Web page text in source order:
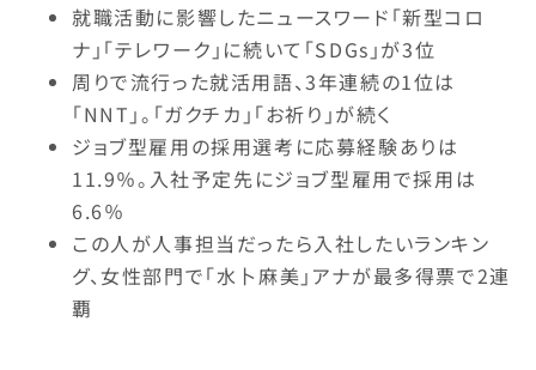
就職活動に影響したニュースワード「新型コロ
ナ」「テレワーク」に続いて「SDGs」が3位
周りで流行った就活用語、3年連続の1位は
「NNT」。「ガクチカ」「お祈り」が続く
ジョブ型雇用の採用選考に応募経験ありは
11.9％。入社予定先にジョブ型雇用で採用は
6.6％
この人が人事担当だったら入社したいランキン
グ、女性部門で「水卜麻美」アナが最多得票で2連
覇